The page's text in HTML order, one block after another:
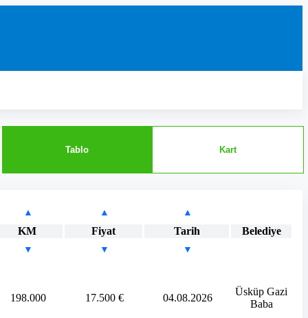
Tablo Kart
▲ ▲ ▲
KM Fiyat Tarih Belediye
▼ ▼ ▼
198.000 17.500 € 04.08.2026
Üsküp Gazi
Baba